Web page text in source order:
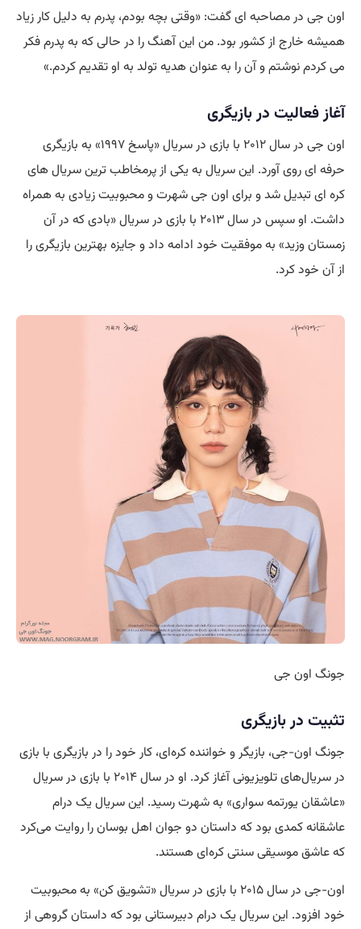
اون جی در مصاحبه ای گفت: «وقتی بچه بودم، پدرم به دلیل کار زیاد
همیشه خارج از کشور بود. من این آهنگ را در حالی که به پدرم فکر
می کردم نوشتم و آن را به عنوان هدیه تولد به او تقدیم کردم.»
آغاز فعالیت در بازیگری
اون جی در سال ۲۰۱۲ با بازی در سریال «پاسخ ۱۹۹۷» به بازیگری
حرفه ای روی آورد. این سریال به یکی از پرمخاطب ترین سریال های
کره ای تبدیل شد و برای اون جی شهرت و محبوبیت زیادی به همراه
داشت. او سپس در سال ۲۰۱۳ با بازی در سریال «بادی که در آن
زمستان وزید» به موفقیت خود ادامه داد و جایزه بهترین بازیگری را
از آن خود کرد.
جونگ اون جی
تثبیت در بازیگری
جونگ اون-جی، بازیگر و خواننده کره‌ای، کار خود را در بازیگری با بازی
در سریال‌های تلویزیونی آغاز کرد. او در سال ۲۰۱۴ با بازی در سریال
«عاشقان یورتمه سواری» به شهرت رسید. این سریال یک درام
عاشقانه کمدی بود که داستان دو جوان اهل بوسان را روایت می‌کرد
که عاشق موسیقی سنتی کره‌ای هستند.
اون-جی در سال ۲۰۱۵ با بازی در سریال «تشویق کن» به محبوبیت
خود افزود. این سریال یک درام دبیرستانی بود که داستان گروهی از